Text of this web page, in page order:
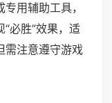
用辅助工具，
必胜”效果，适
需注意遵守游戏